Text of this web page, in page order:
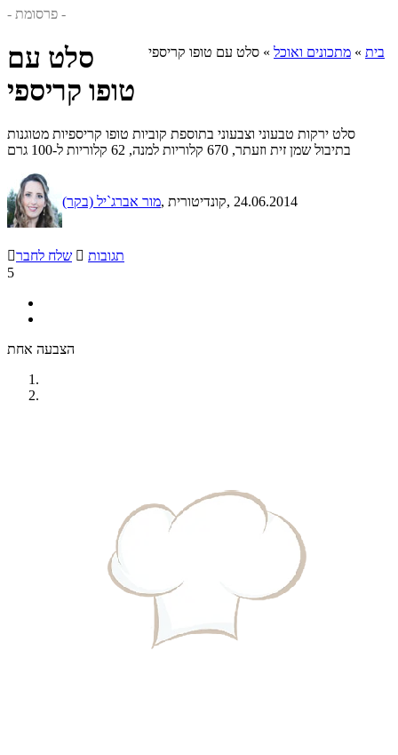
- פרסומת -
בית » מתכונים ואוכל » סלט עם טופו קריספי
סלט עם
טופו קריספי
סלט ירקות טבעוני וצבעוני בתוספת קוביות טופו קריספיות מטוגנות
בתיבול שמן זית וזעתר, 670 קלוריות למנה, 62 קלוריות ל-100 גרם
מור אברג`יל (בקר) , קונדיטורית, 24.06.2014
שלח לחבר  תגובות
5
הצבעה אחת